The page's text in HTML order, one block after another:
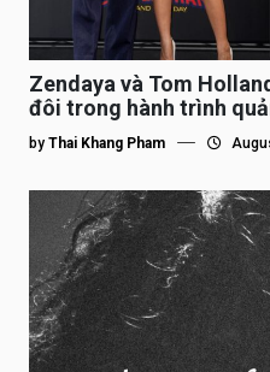
Zendaya và Tom
đôi trong hành trình
by Thai Khang Pham